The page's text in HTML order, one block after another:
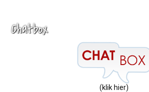
Chatbox
(klik hier)